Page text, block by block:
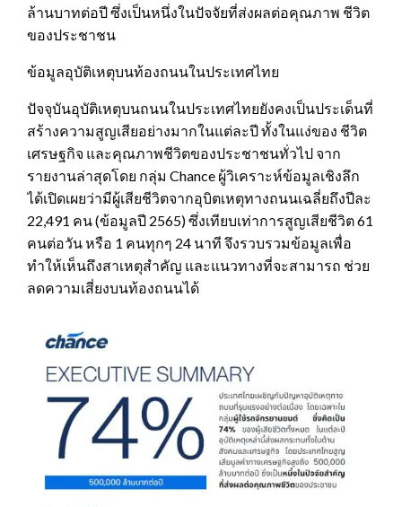
ล้านบาทต่อปี ซึ่งเป็นหนึ่งในปัจจัยที่ส่งผลต่อคุณภาพ ชีวิต
ของประชาชน
ข้อมูลอุบัติเหตุบนท้องถนนในประเทศไทย
ปัจจุบันอุบัติเหตุบนถนนในประเทศไทยยังคงเป็นประเด็นที่
สร้างความสูญเสียอย่างมากในแต่ละปี ทั้งในแง่ของ ชีวิต
เศรษฐกิจ และคุณภาพชีวิตของประชาชนทั่วไป จาก
รายงานล่าสุดโดย กลุ่ม Chance ผู้วิเคราะห์ข้อมูลเชิงลึก
ได้เปิดเผยว่ามีผู้เสียชีวิตจากอุบิตเหตุทางถนนเฉลี่ยถึงปีละ
22,491 คน (ข้อมูลปี 2565) ซึ่งเทียบเท่าการสูญเสียชีวิต 61
คนต่อวัน หรือ 1 คนทุกๆ 24 นาที จึงรวบรวมข้อมูลเพื่อ
ทำให้เห็นถึงสาเหตุสําคัญ และแนวทางที่จะสามารถ ช่วย
ลดความเสี่ยงบนท้องถนนได้